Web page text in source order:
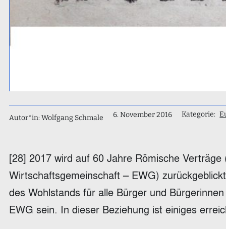
Autor*in: Wolfgang Schmale 6. November 2016 Kategorie:
[28] 2017 wird auf 60 Jahre Römische
Wirtschaftsgemeinschaft – EWG)
des Wohlstands für alle Bürger und
EWG sein. In dieser Beziehung ist einiges